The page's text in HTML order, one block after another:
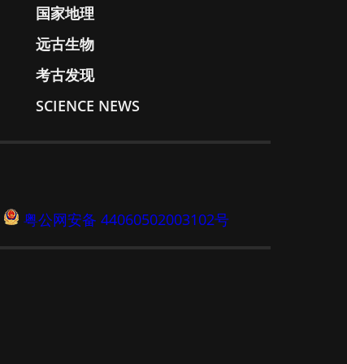
国家地理
远古生物
考古发现
SCIENCE NEWS
粤公网安备 44060502003102号